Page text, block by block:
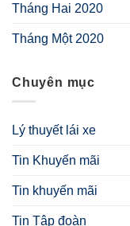
Tháng Hai 2020
Tháng Một 2020
Chuyên mục
Lý thuyết lái xe
Tin Khuyến mãi
Tin khuyến mãi
Tin Tập đoàn